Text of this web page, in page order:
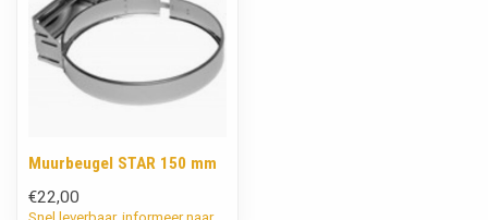
Muurbeugel STAR 150 mm
€22,00